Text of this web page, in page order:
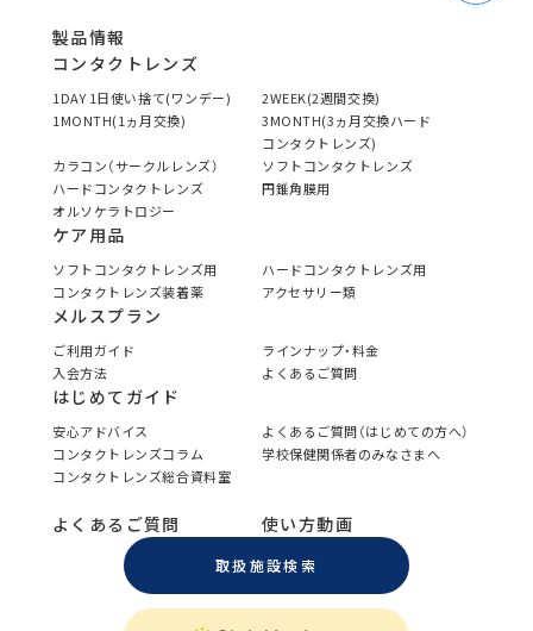
製品情報
コンタクトレンズ
1DAY 1日使い捨て(ワンデー)
2WEEK(2週間交換)
1MONTH(1ヵ月交換)
3MONTH(3ヵ月交換ハード
コンタクトレンズ)
カラコン（サークルレンズ）
ソフトコンタクトレンズ
ハードコンタクトレンズ
円錐角膜用
オルソケラトロジー
ケア用品
ソフトコンタクトレンズ用
ハードコンタクトレンズ用
コンタクトレンズ装着薬
アクセサリー類
メルスプラン
ご利用ガイド
ラインナップ・料金
入会方法
よくあるご質問
はじめてガイド
安心アドバイス
よくあるご質問（はじめての方へ）
コンタクトレンズコラム
学校保健関係者のみなさまへ
コンタクトレンズ総合資料室
よくあるご質問 使い方動画
取扱施設検索